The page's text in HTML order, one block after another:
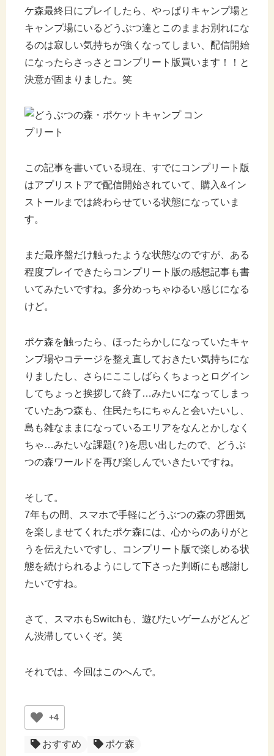
ケ森最終日にプレイしたら、やっぱりキャンプ場と
キャンプ場にいるどうぶつ達とこのままお別れにな
るのは寂しい気持ちが強くなってしまい、配信開始
になったらさっさとコンプリート版買います！！と
決意が固まりました。笑
この記事を書いている現在、すでにコンプリート版
はアプリストアで配信開始されていて、購入&イン
ストールまでは終わらせている状態になっていま
す。
まだ最序盤だけ触ったような状態なのですが、ある
程度プレイできたらコンプリート版の感想記事も書
いてみたいですね。多分めっちゃゆるい感じになる
けど。
ポケ森を触ったら、ほったらかしになっていたキャ
ンプ場やコテージを整え直しておきたい気持ちにな
りましたし、さらにここしばらくちょっとログイン
してちょっと挨拶して終了…みたいになってしまっ
ていたあつ森も、住民たちにちゃんと会いたいし、
島も雑なままになっているエリアをなんとかしなく
ちゃ…みたいな課題(？)を思い出したので、どうぶ
つの森ワールドを再び楽しんでいきたいですね。
そして。
7年もの間、スマホで手軽にどうぶつの森の雰囲気
を楽しませてくれたポケ森には、心からのありがと
うを伝えたいですし、コンプリート版で楽しめる状
態を続けられるようにして下さった判断にも感謝し
たいですね。
さて、スマホもSwitchも、遊びたいゲームがどんど
ん渋滞していくぞ。笑
それでは、今回はこのへんで。
+4
おすすめ ポケ森